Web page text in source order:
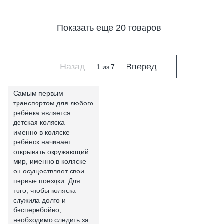
Показать еще 20 товаров
Назад 1 из 7 Вперед
Самым первым
транспортом для любого
ребёнка является
детская коляска –
именно в коляске
ребёнок начинает
открывать окружающий
мир, именно в коляске
он осуществляет свои
первые поездки. Для
того, чтобы коляска
служила долго и
бесперебойно,
необходимо следить за